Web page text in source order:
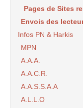
Pages de Sites
Envois des
Infos PN & Harkis
MPN
A.A.A.
A.A.C.R.
A.A.S.S.A.A
A.L.L.O